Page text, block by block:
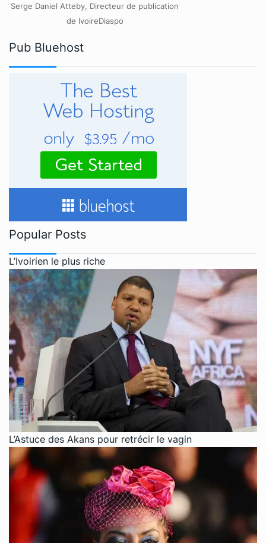
Serge Daniel Atteby, Directeur de publication
de IvoireDiaspo
Pub Bluehost
Popular Posts
L’Ivoirien le plus riche
L’Astuce des Akans pour retrécir le vagin